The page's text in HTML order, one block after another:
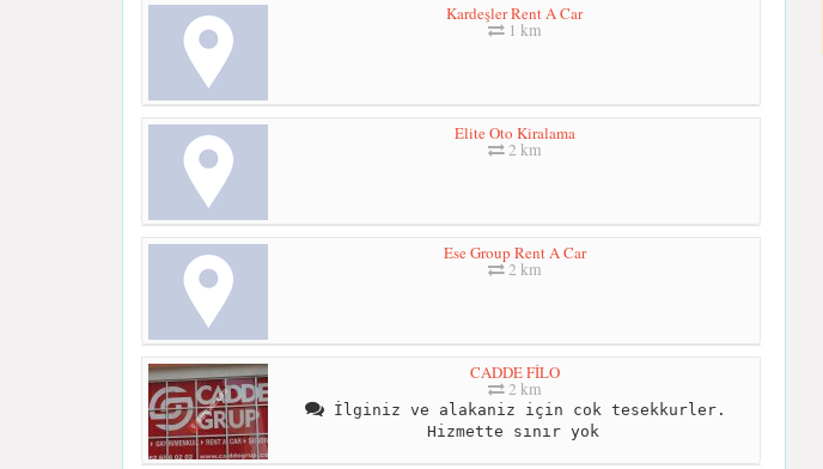
Kardeşler Rent A Car
1 km
Elite Oto Kiralama
2 km
Ese Group Rent A Car
2 km
CADDE FİLO
2 km
İlginiz ve alakaniz için cok tesekkurler.
Hizmette sınır yok